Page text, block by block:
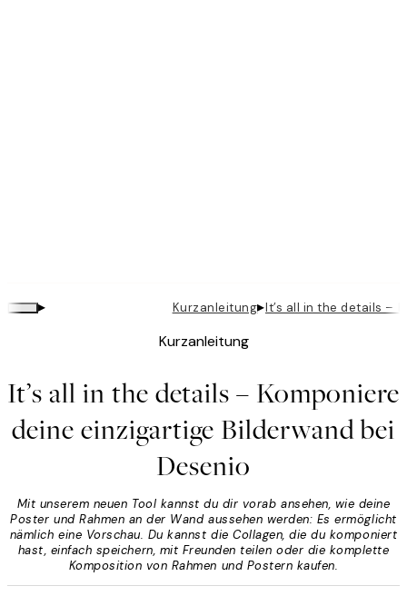
▸ Kurzanleitung▸It’s all in the details –
Kurzanleitung
It’s all in the details – Komponiere
deine einzigartige Bilderwand bei
Desenio
Mit unserem neuen Tool kannst du dir vorab ansehen, wie deine
Poster und Rahmen an der Wand aussehen werden: Es ermöglicht
nämlich eine Vorschau. Du kannst die Collagen, die du komponiert
hast, einfach speichern, mit Freunden teilen oder die komplette
Komposition von Rahmen und Postern kaufen.